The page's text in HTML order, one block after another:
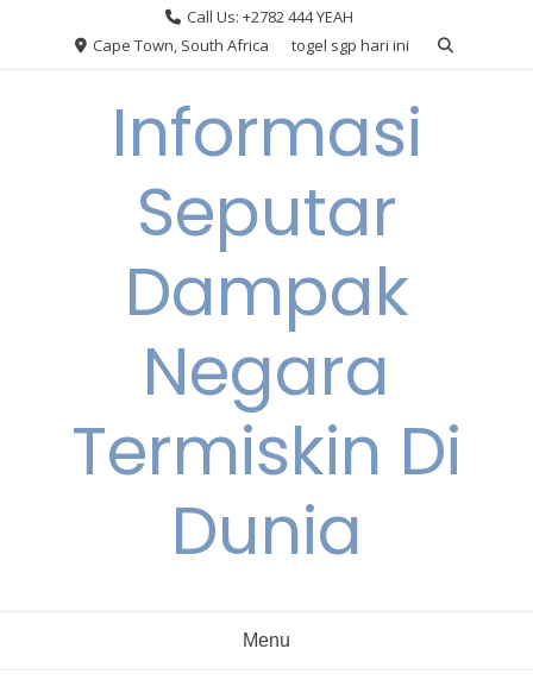
Call Us: +2782 444 YEAH
Cape Town, South Africa
togel sgp hari ini
Informasi
Seputar
Dampak
Negara
Termiskin Di
Dunia
Menu